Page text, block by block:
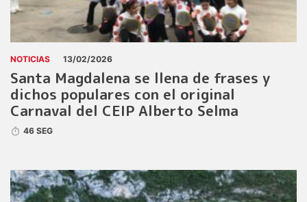
NOTICIAS 13/02/2026
Santa Magdalena se llena de frases y
dichos populares con el original
Carnaval del CEIP Alberto Selma
46 SEG